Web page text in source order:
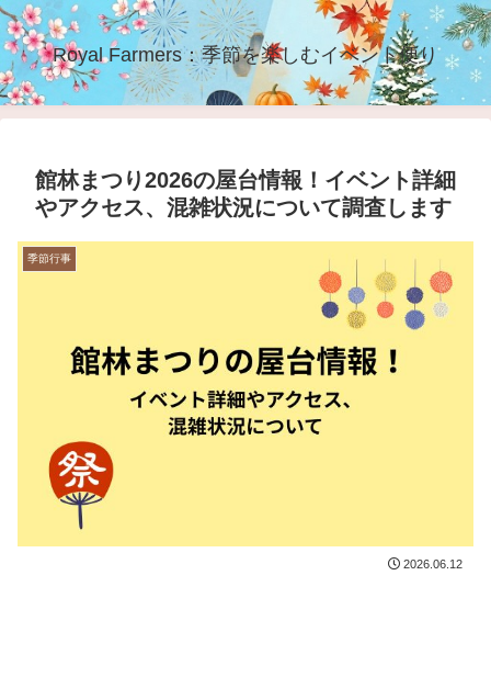
Royal Farmers：季節を楽しむイベント便り
館林まつり2026の屋台情報！イベント詳細
やアクセス、混雑状況について調査します
季節行事
2026.06.12